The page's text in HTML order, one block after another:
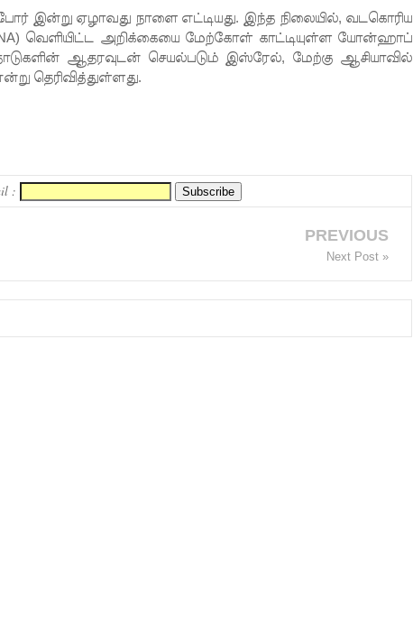
இன்று ஏழாவது நாளை எட்டியது. இந்த நிலையில், வடகொரிய
வெளியிட்ட அறிக்கையை மேற்கோள் காட்டியுள்ள யோன்ஹாப்
நாடுகளின் ஆதரவுடன் செயல்படும் இஸ்ரேல், மேற்கு ஆசியாவில்
தெரிவித்துள்ளது.
:
PREVIOUS
Next Post »